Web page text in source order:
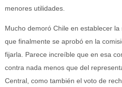
menores utilidades.
Mucho demoró Chile en establecer
que finalmente se aprobó en la
fijarla. Parece increíble que en esa
contra nada menos que del
Central, como también el voto de